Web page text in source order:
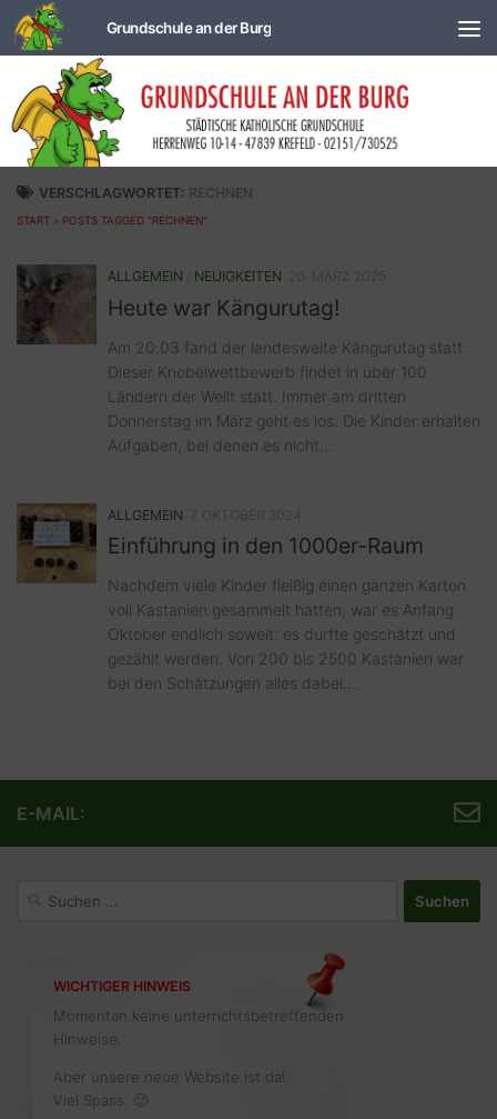
Zum Inhalt springen
VERSCHLAGWORTET: RECHNEN
START » POSTS TAGGED "RECHNEN"
ALLGEMEIN NEUIGKEITEN
Heute war Kängurutag!
Am 20.03 fand der landesweite Kängurutag statt.
Dieser Knobelwettbewerb findet in über 100
Ländern der Weilt statt. Immer am dritten
Donnerstag im März geht es los. Die Kinder erhalten
Aufgaben, bei denen es nicht...
ALLGEMEIN
Einführung in den 1000er-Raum
Nachdem viele Kinder fleißig einen ganzen Karton
voll Kastanien gesammelt hatten, war es Anfang
Oktober endlich soweit: es durfte geschätzt und
gezählt werden. Von 200 bis 2500 Kastanien war
bei den Schätzungen alles dabei....
E-MAIL:
WICHTIGER HINWEIS
Momentan keine unterrichtsbetreffenden
Hinweise.
Aber unsere neue Website ist da!
Viel Spass. 🙂